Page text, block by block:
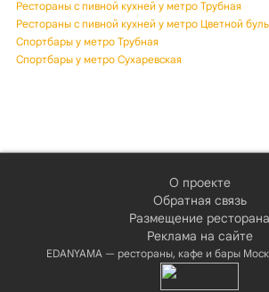
Рестораны с пивной кухней у метро Трубная
Рестораны с пивной кухней у метро Цветной
Спортбары у метро Трубная
Спортбары у метро Сухаревская
О проекте
Обратная связь
Размещение ресторана
Реклама на сайте
EDANYAMA — рестораны, кафе и бары